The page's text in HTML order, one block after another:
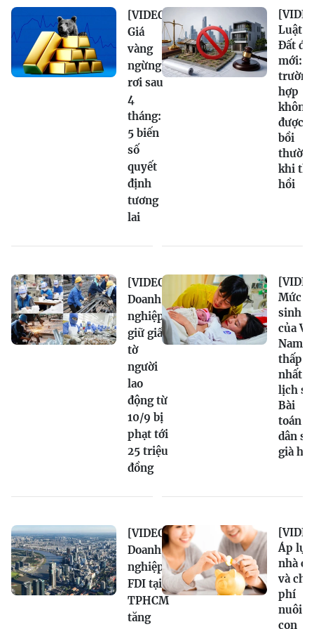
[VIDEO]
Giá
vàng
ngừng
rơi sau
4
tháng:
5 biến
số
quyết
định
tương
lai
Luật
Đất đai
mới: 9
trường
hợp
không
được
bồi
khi
hồi
[VIDEO]
Doanh
nghiệp
giữ giấy
tờ
người
lao
động từ
10/9 bị
phạt tới
25 triệu
đồng
Mức
sinh
của
Nam
thấp
nhất
lịch
Bài
toán
dân số
già
[VIDEO]
Doanh
nghiệp
FDI tại
TPHCM
tăng
Áp lực
nhà ở
và chi
phí
nuôi
con